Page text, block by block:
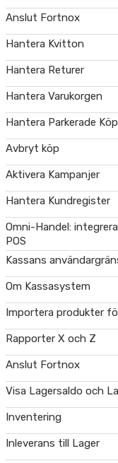
Anslut Fortnox
Hantera Kvitton
Hantera Returer
Hantera Varukorgen
Hantera Parkerade Köp
Avbryt köp
Aktivera Kampanjer
Hantera Kundregister
Omni-Handel:
POS
Kassans
Om Kassasystem
Importera produkter
Rapporter X och Z
Anslut Fortnox
Visa Lagersaldo och
Inventering
Inleverans till Lager